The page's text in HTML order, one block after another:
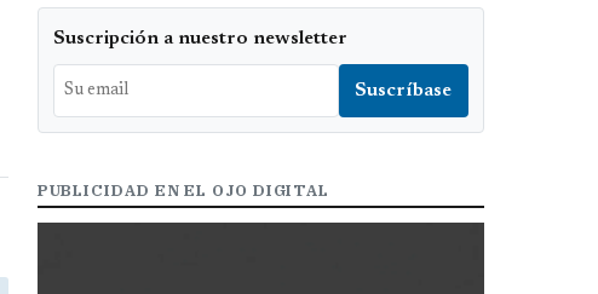
Suscripción a nuestro newsletter
PUBLICIDAD EN EL OJO DIGITAL